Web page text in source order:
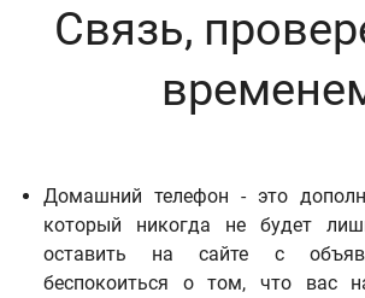
Связь,
Домашний телефон - это
который никогда не будет
оставить на сайте с
беспокоиться о том, что вас